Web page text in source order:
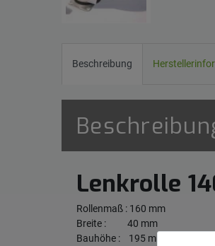
Beschreibung
Lenkrolle
Rollenmaß : 160 mm
Breite : 40 mm
Bauhöhe : 195 mm